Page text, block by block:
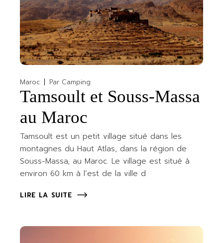
Maroc Par Camping
Tamsoult et Souss-Massa
au Maroc
Tamsoult est un petit village situé dans les
montagnes du Haut Atlas, dans la région de
Souss-Massa, au Maroc. Le village est situé à
environ 60 km à l’est de la ville d
LIRE LA SUITE